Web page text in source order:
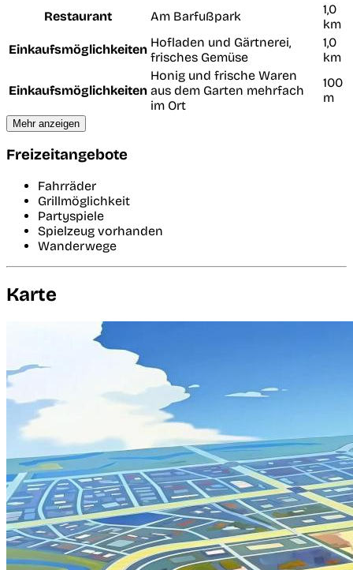
Restaurant
Am Barfußpark
1,0
km
Einkaufsmöglichkeiten Hofladen und Gärtnerei,
frisches Gemüse
1,0
km
Einkaufsmöglichkeiten
Honig und frische Waren
aus dem Garten mehrfach
im Ort
100
m
Mehr anzeigen
Freizeitangebote
Fahrräder
Grillmöglichkeit
Partyspiele
Spielzeug vorhanden
Wanderwege
Karte